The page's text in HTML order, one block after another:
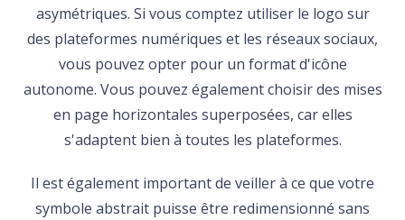
asymétriques. Si vous comptez utiliser le logo sur
des plateformes numériques et les réseaux sociaux,
vous pouvez opter pour un format d'icône
autonome. Vous pouvez également choisir des mises
en page horizontales superposées, car elles
s'adaptent bien à toutes les plateformes.
Il est également important de veiller à ce que votre
symbole abstrait puisse être redimensionné sans